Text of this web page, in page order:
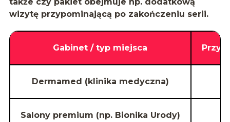
wizytę przypominającą po zakończeniu serii.
Gabinet / typ miejsca
Dermamed (klinika medyczna)
Salony premium (np. Bionika Urody)